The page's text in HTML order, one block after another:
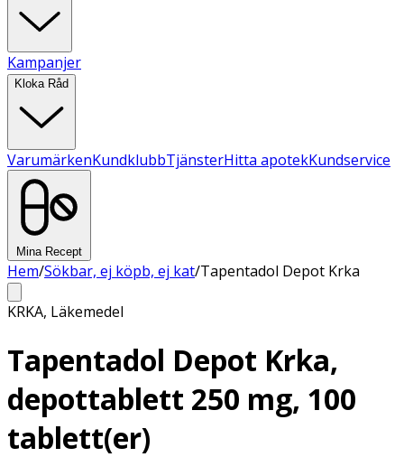
Kampanjer
Kloka Råd
VarumärkenKundklubbTjänsterHitta apotekKundservice
Mina Recept
Hem/Sökbar, ej köpb, ej kat/Tapentadol Depot Krka
KRKA, Läkemedel
Tapentadol Depot Krka,
depottablett 250 mg, 100
tablett(er)